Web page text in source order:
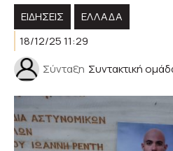
ΕΙΔΗΣΕΙΣ
ΕΛΛΑΔΑ
18/12/25 11:29
Σύνταξη Συντακτική